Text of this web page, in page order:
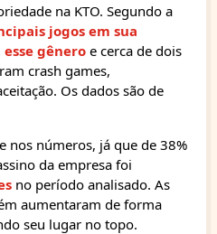
na KTO. Segundo a
jogos em sua
gênero e cerca de dois
crash games,
Os dados são de
nos números, já que de 38%
da empresa foi
no período analisado. As
aumentaram de forma
seu lugar no topo.